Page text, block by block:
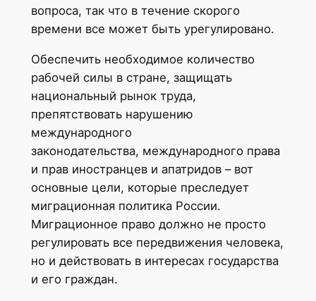
вопроса, так что в течение скорого
времени все может быть урегулировано.
Обеспечить необходимое количество
рабочей силы в стране, защищать
национальный рынок труда,
препятствовать нарушению
международного
законодательства, международного права
и прав иностранцев и апатридов – вот
основные цели, которые преследует
миграционная политика России.
Миграционное право должно не просто
регулировать все передвижения человека,
но и действовать в интересах государства
и его граждан.